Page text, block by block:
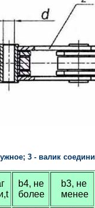
3 - валик
b4, не
более
b3, не
менее